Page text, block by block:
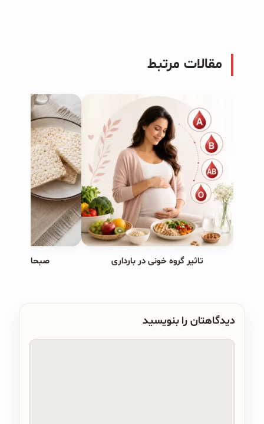
مقالات مرتبط
تاثیر گروه خونی در بارداری صبحانه های
دیدگاهتان را بنویسید